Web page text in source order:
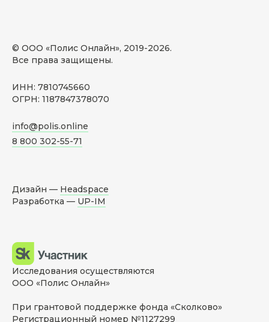
© ООО «Полис Онлайн», 2019-2026.
Все права защищены.
ИНН: 7810745660
ОГРН: 1187847378070
info@polis.online
8 800 302-55-71
Дизайн — Headspace
Разработка — UP-IM
Исследования осуществляются
ООО «Полис Онлайн»
При грантовой поддержке фонда «Сколково»
Регистрационный номер №1127299